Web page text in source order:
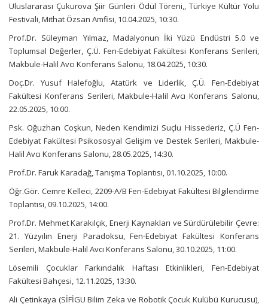
Uluslararası Çukurova Şiir Günleri Ödül Töreni,, Türkiye Kültür Yolu
Festivali, Mithat Özsan Amfisi, 10.04.2025, 10:30.
Prof.Dr. Süleyman Yılmaz, Madalyonun İki Yüzü Endüstri 5.0 ve
Toplumsal Değerler, Ç.Ü. Fen-Edebiyat Fakültesi Konferans Serileri,
Makbule-Halil Avcı Konferans Salonu, 18.04.2025, 10:30.
Doç.Dr. Yusuf Halefoğlu, Atatürk ve Liderlik, Ç.Ü. Fen-Edebiyat
Fakültesi Konferans Serileri, Makbule-Halil Avcı Konferans Salonu,
22.05.2025, 10:00.
Psk. Oğuzhan Coşkun, Neden Kendimizi Suçlu Hissederiz, Ç.Ü Fen-
Edebiyat Fakültesi Psikososyal Gelişim ve Destek Serileri, Makbule-
Halil Avcı Konferans Salonu, 28.05.2025, 14:30.
Prof.Dr. Faruk Karadağ, Tanışma Toplantısı, 01.10.2025, 10:00.
Öğr.Gör. Cemre Kelleci, 2209-A/B Fen-Edebiyat Fakültesi Bilgilendirme
Toplantısı, 09.10.2025, 14:00.
Prof.Dr. Mehmet Karakılçık, Enerji Kaynakları ve Sürdürülebilir Çevre:
21. Yüzyılın Enerji Paradoksu, Fen-Edebiyat Fakültesi Konferans
Serileri, Makbule-Halil Avcı Konferans Salonu, 30.10.2025, 11:00.
Lösemili Çocuklar Farkındalık Haftası Etkinlikleri, Fen-Edebiyat
Fakültesi Bahçesi, 12.11.2025, 13:30.
Ali Çetinkaya (SİFİGU Bilim Zeka ve Robotik Çocuk Kulübü Kurucusu),